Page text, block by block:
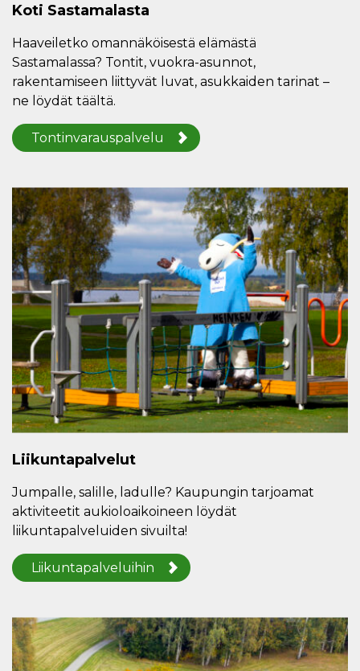
Koti Sastamalasta
Haaveiletko omannäköisestä elämästä
Sastamalassa? Tontit, vuokra-asunnot,
rakentamiseen liittyvät luvat, asukkaiden tarinat –
ne löydät täältä.
Tontinvarauspalvelu
Liikuntapalvelut
Jumpalle, salille, ladulle? Kaupungin tarjoamat
aktiviteetit aukioloaikoineen löydät
liikuntapalveluiden sivuilta!
Liikuntapalveluihin